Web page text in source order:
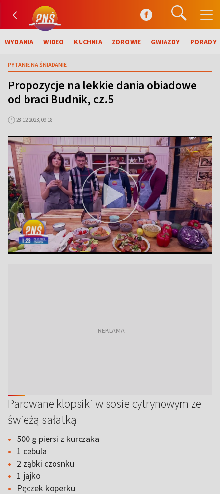
WYDANIA WIDEO KUCHNIA ZDROWIE GWIAZDY PORADY
PYTANIE NA ŚNIADANIE
Propozycje na lekkie dania obiadowe
od braci Budnik, cz.5
28.12.2023, 09:18
Parowane klopsiki w sosie cytrynowym ze
świeżą sałatką
500 g piersi z kurczaka
1 cebula
2 ząbki czosnku
1 jajko
Pęczek koperku